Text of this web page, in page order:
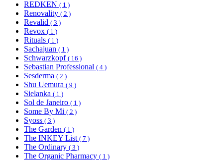
REDKEN ( 1 )
Renovality ( 2 )
Revalid ( 3 )
Revox ( 1 )
Rituals ( 1 )
Sachajuan ( 1 )
Schwarzkopf ( 16 )
Sebastian Professional ( 4 )
Sesderma ( 2 )
Shu Uemura ( 9 )
Sielanka ( 1 )
Sol de Janeiro ( 1 )
Some By Mi ( 2 )
Syoss ( 3 )
The Garden ( 1 )
The INKEY List ( 7 )
The Ordinary ( 3 )
The Organic Pharmacy ( 1 )